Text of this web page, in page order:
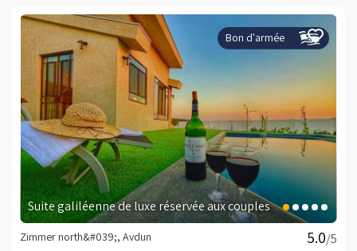
Bon d'armée
Suite galiléenne de luxe réservée aux couples
/5
Zimmer north&#039;, Avdun